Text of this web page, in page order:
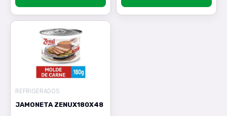
REFRIGERADOS
JAMONETA ZENUX180X48